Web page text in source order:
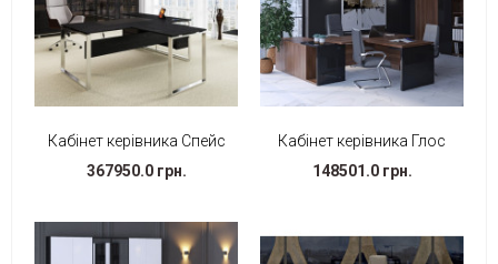
Кабінет керівника Спейс
367950.0 грн.
Кабінет керівника Глос
148501.0 грн.